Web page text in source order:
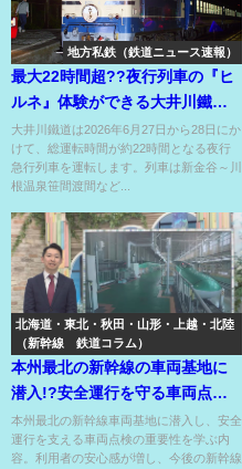
地方私鉄（鉄道ニュース速報）
最大22時間超??夜行列車の『ヒ
ルネ』体験ができる大井川鐵道
12系ツアー⁉
大井川鐵道は2026年6月27日から28日にか
けて、総運転時間が約22時間となる夜行
急行列車を運転します。列車は新金谷～川
根温泉笹間渡間など...
北海道・東北・秋田・山形・上越・北陸
（新幹線 鉄道コラム）
本州最北の新幹線の車両基地に
潜入!?安全運行を守る車両点検
に密着！
本州最北の新幹線車両基地に潜入し、安全
運行を支える車両点検の重要性を学ぶ内
容。利用者の安心感が増し、今後の新幹線